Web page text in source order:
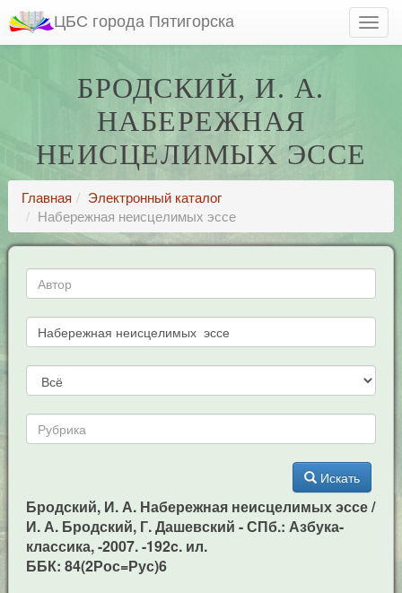
ЦБС города Пятигорска
БРОДСКИЙ, И. А.
НАБЕРЕЖНАЯ
НЕИСЦЕЛИМЫХ ЭССЕ
Главная
Электронный каталог
Набережная неисцелимых эссе
Искать
Бродский, И. А. Набережная неисцелимых эссе /
И. А. Бродский, Г. Дашевский - СПб.: Азбука-
классика, -2007. -192c. ил.
ББК: 84(2Рос=Рус)6